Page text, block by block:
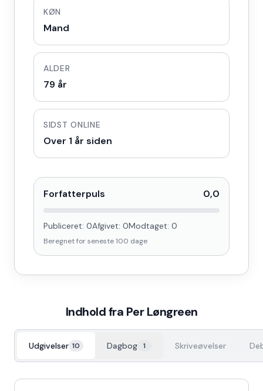
KØN
Mand
ALDER
79 år
SIDST ONLINE
Over 1 år siden
Forfatterpuls 0,0
Publiceret: 0Afgivet: 0Modtaget: 0
Beregnet for seneste100 dage
Indhold fra Per Løngreen
Udgivelser 10 Dagbog 1 Skriveøvelser